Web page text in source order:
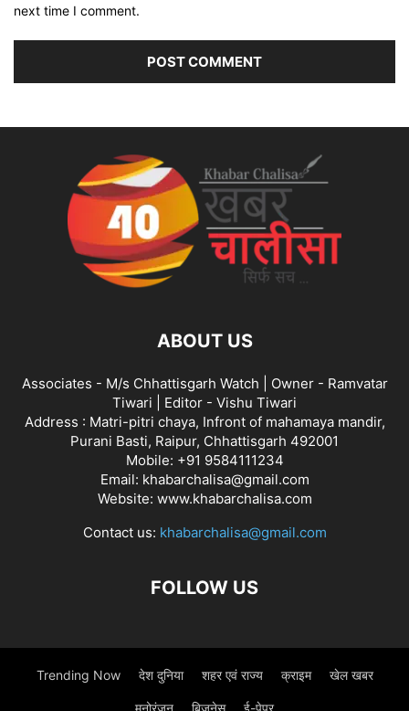
next time I comment.
ABOUT US
Associates - M/s Chhattisgarh Watch | Owner - Ramvatar
Tiwari | Editor - Vishu Tiwari
Address : Matri-pitri chaya, Infront of mahamaya mandir,
Purani Basti, Raipur, Chhattisgarh 492001
Mobile: +91 9584111234
Email: khabarchalisa@gmail.com
Website: www.khabarchalisa.com
Contact us: khabarchalisa@gmail.com
FOLLOW US
Trending Now देश दुनिया शहर एवं राज्य क्राइम खेल खबर
मनोरंजन बिजनेस ई-पेपर